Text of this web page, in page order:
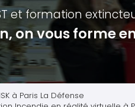
Extincteurs
en réalité augmentée
et formation
on vous forme
à Paris La Défense